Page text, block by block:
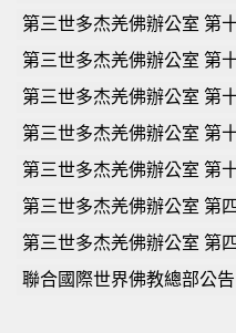
第三世多杰羌佛辦公室 第
第三世多杰羌佛辦公室 第
第三世多杰羌佛辦公室 第
第三世多杰羌佛辦公室 第
第三世多杰羌佛辦公室 第
第三世多杰羌佛辦公室 第
第三世多杰羌佛辦公室 第
聯合國際世界佛教總部公告